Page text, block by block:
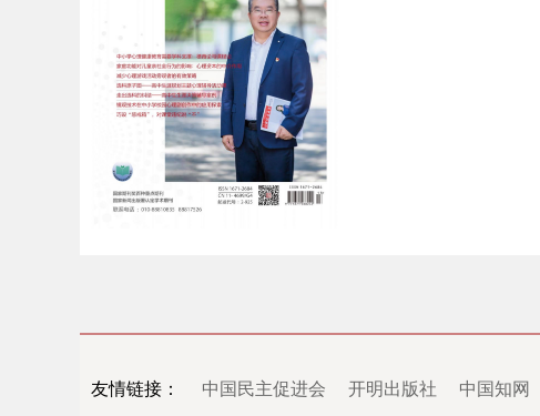
友情链接： 中国民主促进会 开明出版社 中国知网